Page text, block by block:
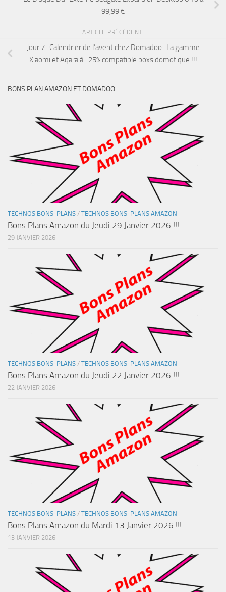
99,99 €
ARTICLE PRÉCÉDENT
Jour 7 : Calendrier de l’avent chez Domadoo : La gamme
Xiaomi et Aqara à -25% compatible boxs domotique !!!
BONS PLAN AMAZON ET DOMADOO
TECHNOS BONS-PLANS / TECHNOS BONS-PLANS AMAZON
Bons Plans Amazon du Jeudi 29 Janvier 2026 !!!
29 JANVIER 2026
TECHNOS BONS-PLANS / TECHNOS BONS-PLANS AMAZON
Bons Plans Amazon du Jeudi 22 Janvier 2026 !!!
22 JANVIER 2026
TECHNOS BONS-PLANS / TECHNOS BONS-PLANS AMAZON
Bons Plans Amazon du Mardi 13 Janvier 2026 !!!
13 JANVIER 2026